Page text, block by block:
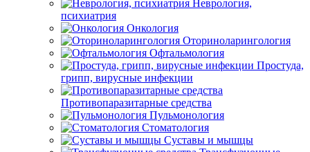
Неврология,
психиатрия
Онкология
Оториноларингология
Офтальмология
Простуда,
грипп, вирусные инфекции
Противопаразитарные средства
Пульмонология
Стоматология
Суставы и мышцы